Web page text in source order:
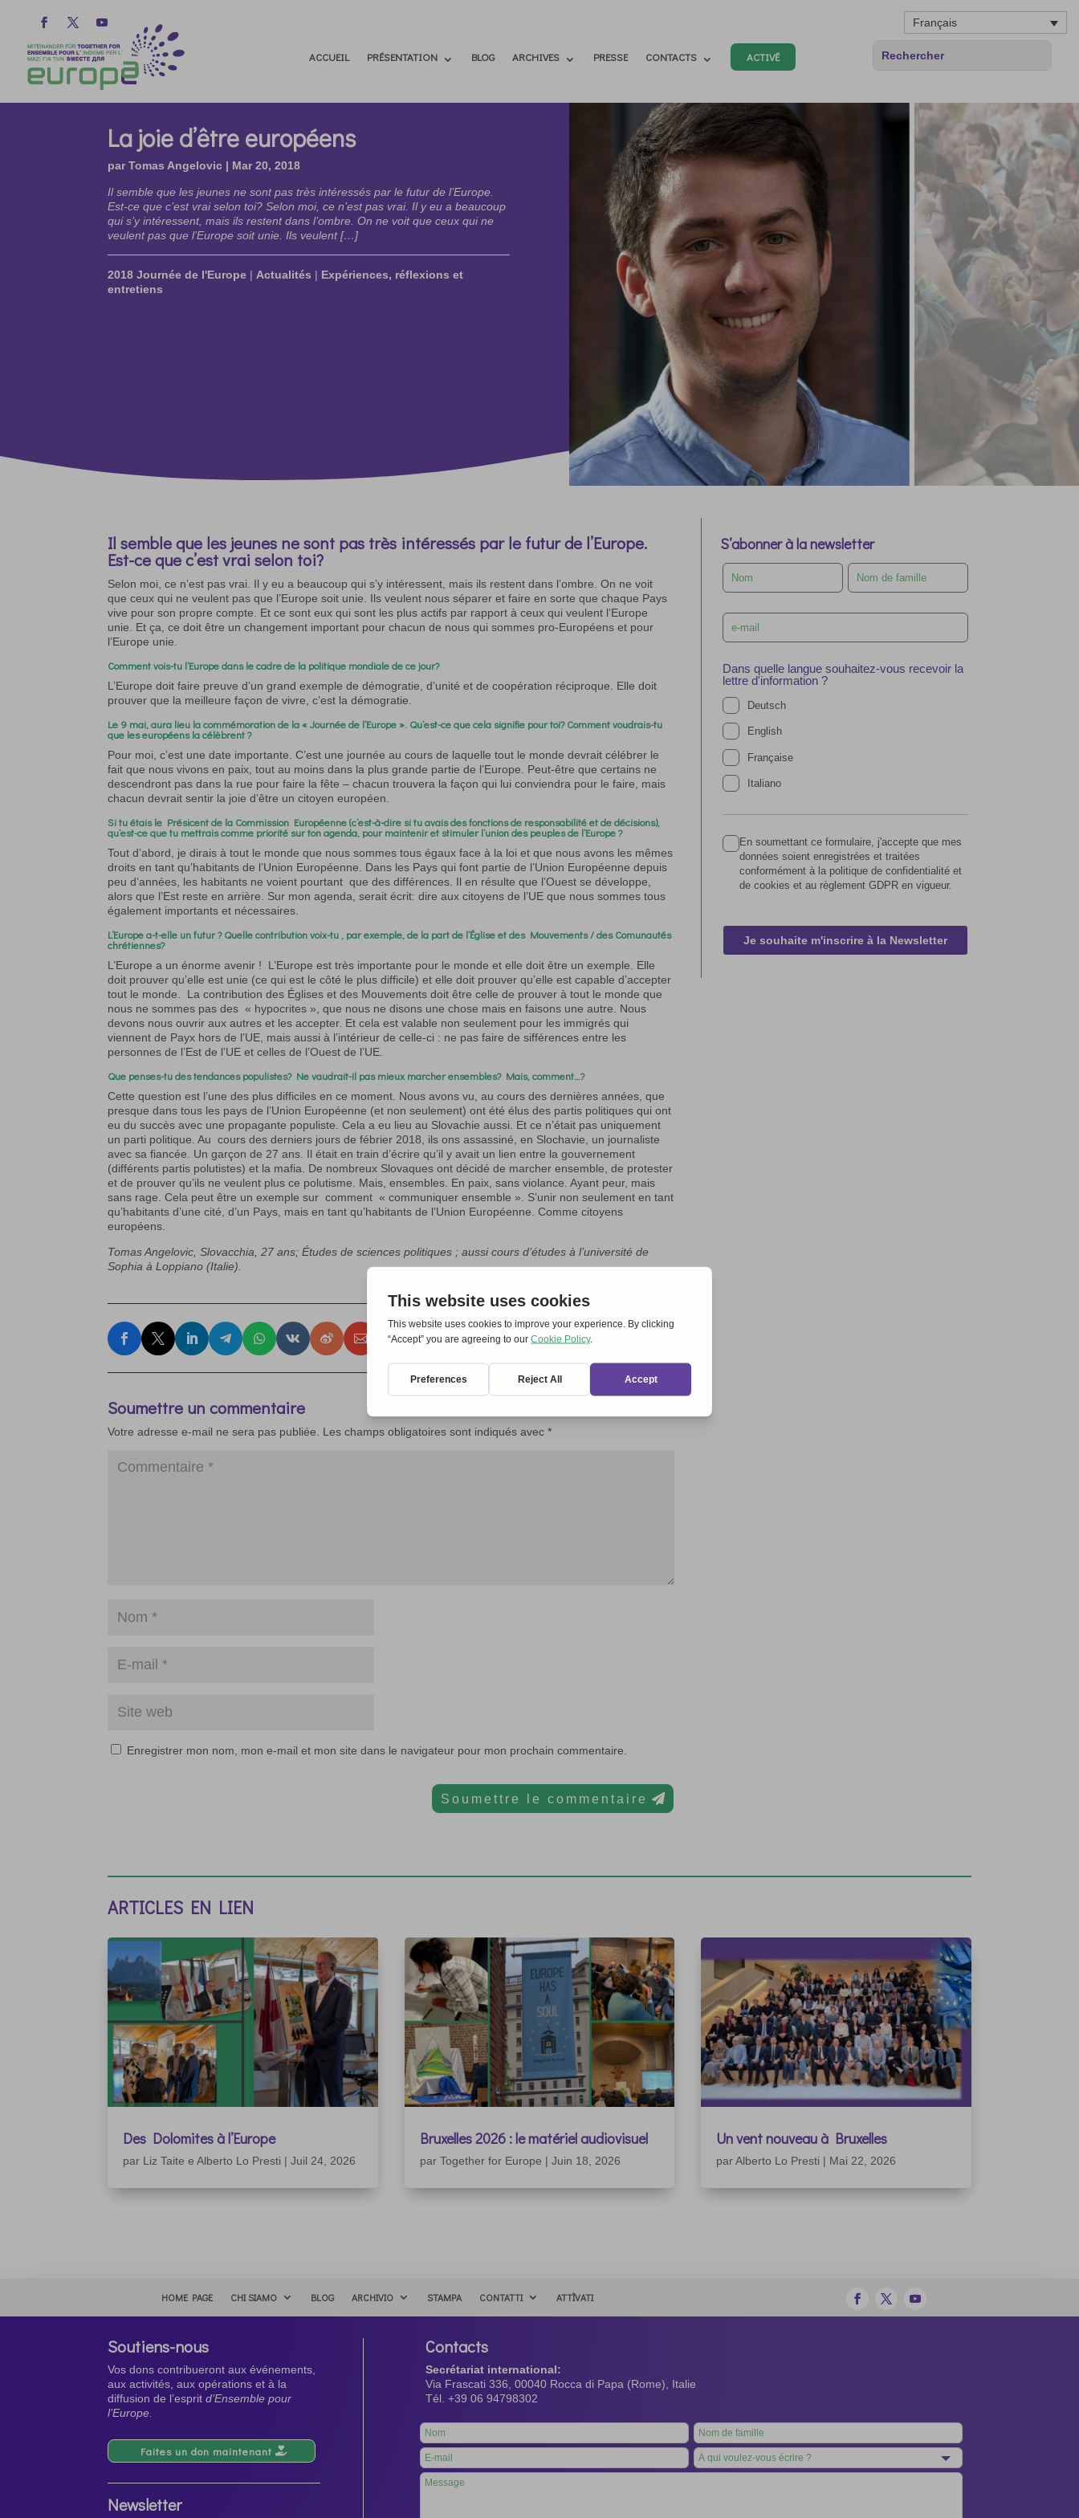
Français
ACCUEIL PRÉSENTATION BLOG ARCHIVES PRESSE CONTACTS ACTIVÉ
La joie d’être européens
parTomas Angelovic | Mar 20, 2018
Il semble que les jeunes ne sont pas très intéressés par le futur de l’Europe.
Est-ce que c’est vrai selon toi? Selon moi, ce n’est pas vrai. Il y eu a beaucoup
qui s’y intéressent, mais ils restent dans l’ombre. On ne voit que ceux qui ne
veulent pas que l’Europe soit unie. Ils veulent […]
2018 Journée de l'Europe | Actualités | Expériences, réflexions et
entretiens
Il semble que les jeunes ne sont pas très intéressés par le futur de l’Europe.
Est-ce que c’est vrai selon toi?
Selon moi, ce n’est pas vrai. Il y eu a beaucoup qui s’y intéressent, mais ils restent dans l’ombre. On ne voit
que ceux qui ne veulent pas que l’Europe soit unie. Ils veulent nous séparer et faire en sorte que chaque Pays
vive pour son propre compte. Et ce sont eux qui sont les plus actifs par rapport à ceux qui veulent l’Europe
unie. Et ça, ce doit être un changement important pour chacun de nous qui sommes pro-Européens et pour
l’Europe unie.
Comment vois-tu l’Europe dans le cadre de la politique mondiale de ce jour?
L’Europe doit faire preuve d’un grand exemple de démogratie, d’unité et de coopération réciproque. Elle doit
prouver que la meilleure façon de vivre, c’est la démogratie.
Le 9 mai, aura lieu la commémoration de la « Journée de l’Europe ». Qu’est-ce que cela signifie pour toi? Comment voudrais-tu
que les européens la célèbrent ?
Pour moi, c’est une date importante. C’est une journée au cours de laquelle tout le monde devrait célébrer le
fait que nous vivons en paix, tout au moins dans la plus grande partie de l’Europe. Peut-être que certains ne
descendront pas dans la rue pour faire la fête – chacun trouvera la façon qui lui conviendra pour le faire, mais
chacun devrait sentir la joie d’être un citoyen européen.
Si tu étais le Présicent de la Commission Européenne (c’est-à-dire si tu avais des fonctions de responsabilité et de décisions),
qu’est-ce que tu mettrais comme priorité sur ton agenda, pour maintenir et stimuler l’union des peuples de l’Europe ?
Tout d’abord, je dirais à tout le monde que nous sommes tous égaux face à la loi et que nous avons les mêmes
droits en tant qu’habitants de l’Union Européenne. Dans les Pays qui font partie de l’Union Européenne depuis
peu d’années, les habitants ne voient pourtant que des différences. Il en résulte que l’Ouest se développe,
alors que l’Est reste en arrière. Sur mon agenda, serait écrit: dire aux citoyens de l’UE que nous sommes tous
également importants et nécessaires.
L‘Europe a-t-elle un futur ? Quelle contribution voix-tu , par exemple, de la part de l’Église et des Mouvements / des Comunautés
chrétiennes?
L’Europe a un énorme avenir ! L’Europe est très importante pour le monde et elle doit être un exemple. Elle
doit prouver qu’elle est unie (ce qui est le côté le plus difficile) et elle doit prouver qu’elle est capable d’accepter
tout le monde. La contribution des Églises et des Mouvements doit être celle de prouver à tout le monde que
nous ne sommes pas des « hypocrites », que nous ne disons une chose mais en faisons une autre. Nous
devons nous ouvrir aux autres et les accepter. Et cela est valable non seulement pour les immigrés qui
viennent de Payx hors de l’UE, mais aussi à l’intérieur de celle-ci : ne pas faire de sifférences entre les
personnes de l’Est de l’UE et celles de l’Ouest de l’UE.
Que penses-tu des tendances populistes? Ne vaudrait-il pas mieux marcher ensembles? Mais, comment…?
Cette question est l’une des plus difficiles en ce moment. Nous avons vu, au cours des dernières années, que
presque dans tous les pays de l’Union Européenne (et non seulement) ont été élus des partis politiques qui ont
eu du succès avec une propagante populiste. Cela a eu lieu au Slovachie aussi. Et ce n’était pas uniquement
un parti politique. Au cours des derniers jours de fébrier 2018, ils ons assassiné, en Slochavie, un journaliste
avec sa fiancée. Un garçon de 27 ans. Il était en train d’écrire qu’il y avait un lien entre la gouvernement
(différents partis polutistes) et la mafia. De nombreux Slovaques ont décidé de marcher ensemble, de protester
et de prouver qu’ils ne veulent plus ce polutisme. Mais, ensembles. En paix, sans violance. Ayant peur, mais
sans rage. Cela peut être un exemple sur comment « communiquer ensemble ». S’unir non seulement en tant
qu’habitants d’une cité, d’un Pays, mais en tant qu’habitants de l’Union Européenne. Comme citoyens
européens.
Tomas Angelovic, Slovacchia, 27 ans; Études de sciences politiques ; aussi cours d’études à l’université de
Sophia à Loppiano (Italie).
Soumettre un commentaire
Votre adresse e-mail ne sera pas publiée. Les champs obligatoires sont indiqués avec*
Enregistrer mon nom, mon e-mail et mon site dans le navigateur pour mon prochain commentaire.
Soumettre le commentaire
S’abonner à la newsletter
Leave
this
field
Dans quelle langue souhaitez-vous recevoir la
lettre d'information ?
Deutsch
English
Française
Italiano
En soumettant ce formulaire, j'accepte que mes
données soient enregistrées et traitées
conformément à la politique de confidentialité et
de cookies et au règlement GDPR en vigueur.
Je souhaite m'inscrire à la Newsletter
ARTICLES EN LIEN
Des Dolomites à l’Europe
par Liz Taite e Alberto Lo Presti |Juil 24, 2026
Bruxelles 2026 : le matériel audiovisuel
par Together for Europe | Juin 18, 2026
Un vent nouveau à Bruxelles
parAlberto Lo Presti | Mai 22, 2026
HOME PAGE CHI SIAMO BLOG ARCHIVIO STAMPA CONTATTI ATTÌVATI
Soutiens-nous
Vos dons contribueront aux événements,
aux activités, aux opérations et à la
diffusion de l’espritd’Ensemble pour
l’Europe.
Faites un don maintenant
Newsletter
Contacts
Secrétariat international:
Via Frascati 336, 00040 Rocca di Papa (Rome), Italie
Tél. +39 06 94798302
Leave
this
field
blank